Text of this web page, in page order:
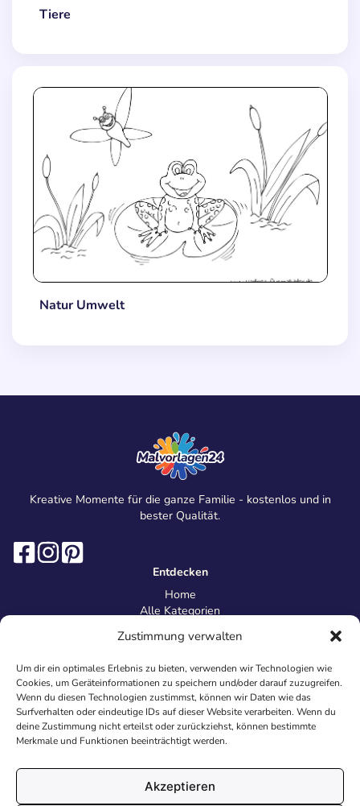
Zustimmung verwalten
Um dir ein optimales Erlebnis zu bieten, verwenden wir Technologien wie
Cookies, um Geräteinformationen zu speichern und/oder darauf zuzugreifen.
Wenn du diesen Technologien zustimmst, können wir Daten wie das
Surfverhalten oder eindeutige IDs auf dieser Website verarbeiten. Wenn du
deine Zustimmung nicht erteilst oder zurückziehst, können bestimmte
Merkmale und Funktionen beeinträchtigt werden.
Akzeptieren
Tiere
Natur Umwelt
Kreative Momente für die ganze Familie - kostenlos und in
bester Qualität.
Entdecken
Home
Alle Kategorien
Information
Über uns
Kontakt
Inhaltsrichtlinien
Recht & Datenschutz
Impressum
AGB
Cookies